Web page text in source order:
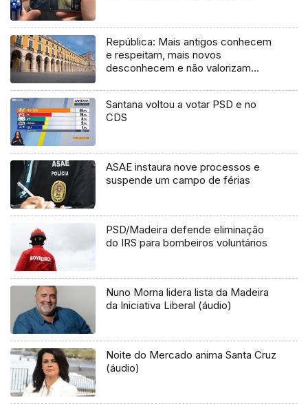
República: Mais antigos conhecem
e respeitam, mais novos
desconhecem e não valorizam
Santana voltou a votar PSD e no
CDS
ASAE instaura nove processos e
suspende um campo de férias
PSD/Madeira defende eliminação
do IRS para bombeiros voluntários
Nuno Morna lidera lista da Madeira
da Iniciativa Liberal (áudio)
Noite do Mercado anima Santa Cruz
(áudio)